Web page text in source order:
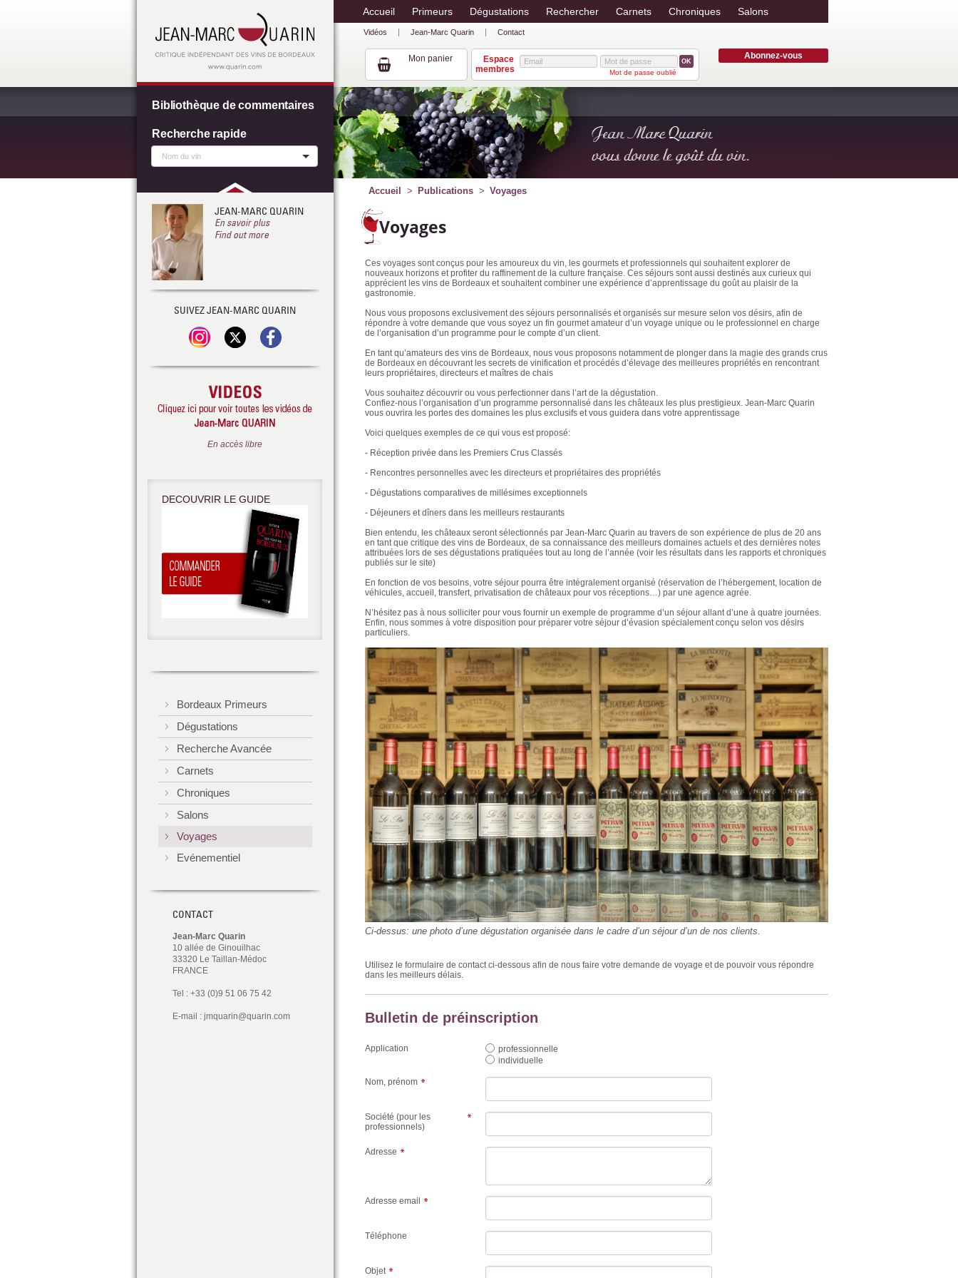
Accueil Primeurs Dégustations Rechercher Carnets Chroniques Salons
Vidéos Jean-Marc Quarin Contact
Mon panier Abonnez-vous
OK
Mot de passe oublié
Espace
membres
Accueil Publications Voyages
Voyages
Ces voyages sont conçus pour les amoureux du vin, les gourmets et professionnels qui souhaitent explorer de
nouveaux horizons et profiter du raffinement de la culture française. Ces séjours sont aussi destinés aux curieux qui
apprécient les vins de Bordeaux et souhaitent combiner une expérience d’apprentissage du goût au plaisir de la
gastronomie.
Nous vous proposons exclusivement des séjours personnalisés et organisés sur mesure selon vos désirs, afin de
répondre à votre demande que vous soyez un fin gourmet amateur d’un voyage unique ou le professionnel en charge
de l’organisation d’un programme pour le compte d’un client.
En tant qu’amateurs des vins de Bordeaux, nous vous proposons notamment de plonger dans la magie des grands crus
de Bordeaux en découvrant les secrets de vinification et procédés d’élevage des meilleures propriétés en rencontrant
leurs propriétaires, directeurs et maîtres de chais
Vous souhaitez découvrir ou vous perfectionner dans l’art de la dégustation.
Confiez-nous l’organisation d’un programme personnalisé dans les châteaux les plus prestigieux. Jean-Marc Quarin
vous ouvrira les portes des domaines les plus exclusifs et vous guidera dans votre apprentissage
Voici quelques exemples de ce qui vous est proposé:
- Réception privée dans les Premiers Crus Classés
- Rencontres personnelles avec les directeurs et propriétaires des propriétés
- Dégustations comparatives de millésimes exceptionnels
- Déjeuners et dîners dans les meilleurs restaurants
Bien entendu, les châteaux seront sélectionnés par Jean-Marc Quarin au travers de son expérience de plus de 20 ans
en tant que critique des vins de Bordeaux, de sa connaissance des meilleurs domaines actuels et des dernières notes
attribuées lors de ses dégustations pratiquées tout au long de l’année (voir les résultats dans les rapports et chroniques
publiés sur le site)
En fonction de vos besoins, votre séjour pourra être intégralement organisé (réservation de l’hébergement, location de
véhicules, accueil, transfert, privatisation de châteaux pour vos réceptions…) par une agence agrée.
N’hésitez pas à nous solliciter pour vous fournir un exemple de programme d’un séjour allant d’une à quatre journées.
Enfin, nous sommes à votre disposition pour préparer votre séjour d’évasion spécialement conçu selon vos désirs
particuliers.
Ci-dessus: une photo d’une dégustation organisée dans le cadre d’un séjour d’un de nos clients.
Utilisez le formulaire de contact ci-dessous afin de nous faire votre demande de voyage et de pouvoir vous répondre
dans les meilleurs délais.
Bulletin de préinscription
Application
professionnelle
individuelle
Nom, prénom
Société (pour les
professionnels)
Adresse
Adresse email
Téléphone
Objet
Bibliothèque de commentaires
Recherche rapide
JEAN-MARC QUARIN
En savoir plus
Find out more
SUIVEZ JEAN-MARC QUARIN
En accès libre
DECOUVRIR LE GUIDE
Bordeaux Primeurs
Dégustations
Recherche Avancée
Carnets
Chroniques
Salons
Voyages
Evénementiel
CONTACT
Jean-Marc Quarin
10 allée de Ginouilhac
33320 Le Taillan-Médoc
FRANCE
Tel : +33 (0)9 51 06 75 42
E-mail : jmquarin@quarin.com